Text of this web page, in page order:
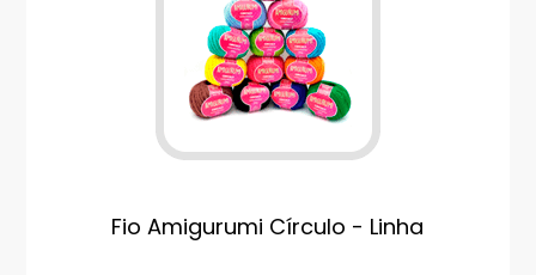
Fio Amigurumi Círculo - Linha